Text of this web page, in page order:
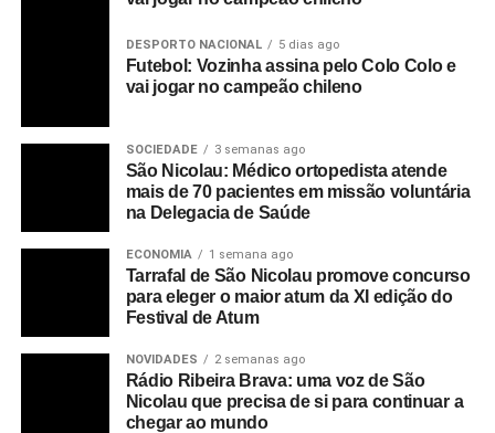
DESPORTO NACIONAL 5 dias ago
Futebol: Vozinha assina pelo Colo Colo e
vai jogar no campeão chileno
SOCIEDADE 3 semanas ago
São Nicolau: Médico ortopedista atende
mais de 70 pacientes em missão voluntária
na Delegacia de Saúde
ECONOMIA 1 semana ago
Tarrafal de São Nicolau promove concurso
para eleger o maior atum da XI edição do
Festival de Atum
NOVIDADES 2 semanas ago
Rádio Ribeira Brava: uma voz de São
Nicolau que precisa de si para continuar a
chegar ao mundo